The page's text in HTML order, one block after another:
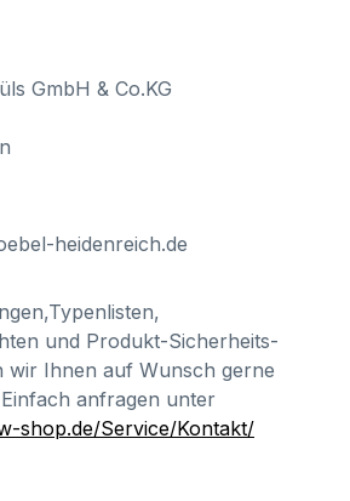
GmbH & Co.KG
heidenreich.de
und Produkt-Sicherheits-
wir Ihnen auf Wunsch gerne
anfragen unter
shop.de/Service/Kontakt/